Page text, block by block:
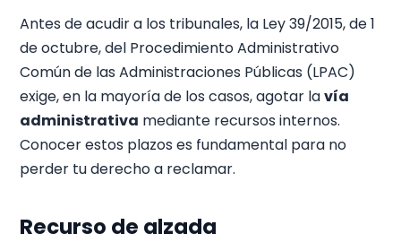
Antes de acudir a los tribunales, la Ley 39/2015, de 1
de octubre, del Procedimiento Administrativo
Común de las Administraciones Públicas (LPAC)
exige, en la mayoría de los casos, agotar lavía
administrativa mediante recursos internos.
Conocer estos plazos es fundamental para no
perder tu derecho a reclamar.
Recurso de alzada